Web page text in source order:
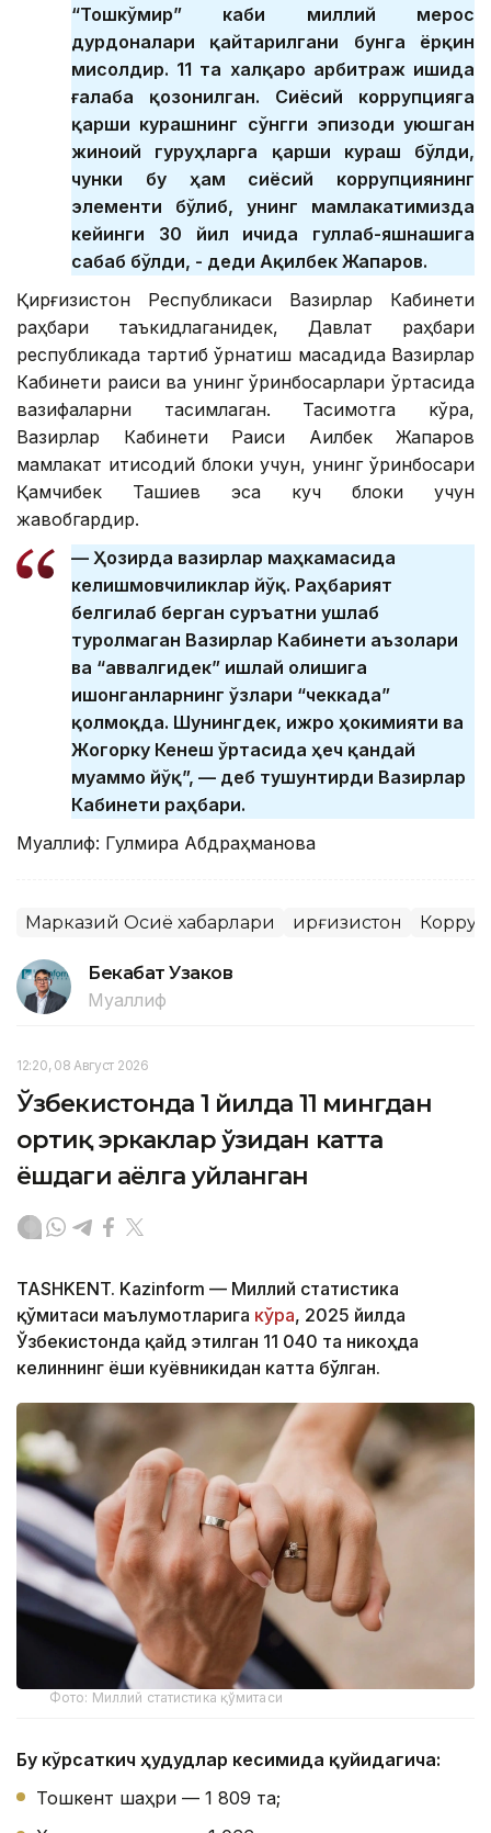
“Тошкўмир” каби миллий мерос
дурдоналари қайтарилгани бунга ёрқин
мисолдир. 11 та халқаро арбитраж ишида
ғалаба қозонилган. Сиёсий коррупцияга
қарши курашнинг сўнгги эпизоди уюшган
жиноий гуруҳларга қарши кураш бўлди,
чунки бу ҳам сиёсий коррупциянинг
элементи бўлиб, унинг мамлакатимизда
кейинги 30 йил ичида гуллаб-яшнашига
сабаб бўлди, - деди Ақилбек Жапаров.
Қирғизистон Республикаси Вазирлар Кабинети
раҳбари таъкидлаганидек, Давлат раҳбари
республикада тартиб ўрнатиш мақсадида Вазирлар
Кабинети раиси ва унинг ўринбосарлари ўртасида
вазифаларни тақсимлаган. Тақсимотга кўра,
Вазирлар Кабинети Раиси Ақилбек Жапаров
мамлакат иқтисодий блоки учун, унинг ўринбосари
Қамчибек Ташиев эса куч блоки учун
жавобгардир.
— Ҳозирда вазирлар маҳкамасида
келишмовчиликлар йўқ. Раҳбарият
белгилаб берган суръатни ушлаб
туролмаган Вазирлар Кабинети аъзолари
ва “аввалгидек” ишлай олишига
ишонганларнинг ўзлари “чеккада”
қолмоқда. Шунингдек, ижро ҳокимияти ва
Жогорку Кенеш ўртасида ҳеч қандай
муаммо йўқ”, — деб тушунтирди Вазирлар
Кабинети раҳбари.
Муаллиф: Гулмира Абдраҳманова
Марказий Осиё хабарлари Қирғизистон
Бекабат Узаков
Муаллиф
12:20, 08 Август 2026
Ўзбекистонда 1 йилда 11 мингдан
ортиқ эркаклар ўзидан катта
ёшдаги аёлга уйланган
TASHKENT. Kazinform — Миллий статистика
қўмитаси маълумотларига кўра, 2025 йилда
Ўзбекистонда қайд этилган 11 040 та никоҳда
келиннинг ёши куёвникидан катта бўлган.
Фото: Миллий статистика қўмитаси
Бу кўрсаткич ҳудудлар кесимида қуйидагича:
Тошкент шаҳри — 1 809 та;